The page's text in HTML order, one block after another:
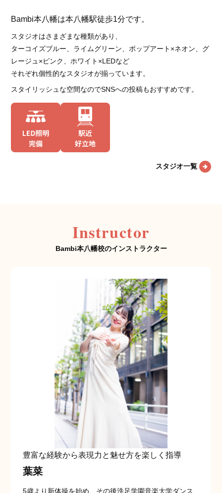
Bambi本八幡は本八幡駅徒歩1分です。
スタジオはさまざまな種類があり、
ターコイズブルー、ライムグリーン、ポップアート×ネオン、グ
レージュ×ピンク、ホワイト×LEDなど
それぞれ個性的なスタジオが揃っています。
スタイリッシュな空間なのでSNSへの投稿もおすすめです。
スタジオ一覧
Instructor
Bambi本八幡校のインストラクター
豊富な経験から表現力と魅せ方を楽しく指導
葉菜
5歳より新体操を始め、その後洗足学園音楽大学ダンス